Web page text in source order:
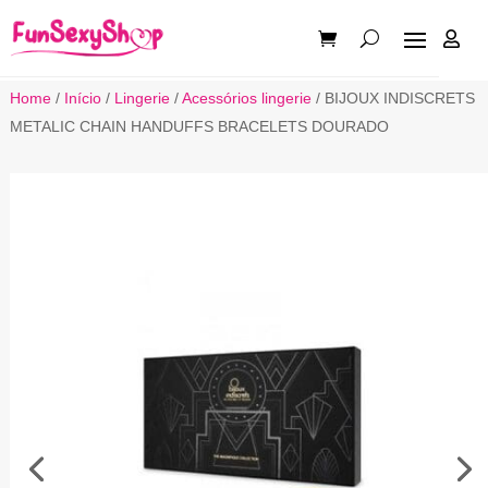

Home/ Início/ Lingerie/Acessórios lingerie/ BIJOUX INDISCRETS
METALIC CHAIN HANDUFFS BRACELETS DOURADO